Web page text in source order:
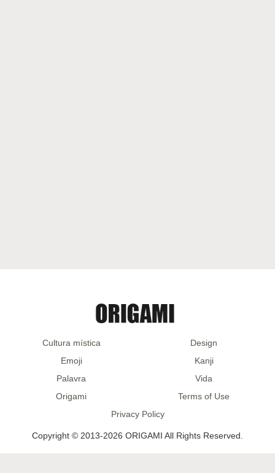
Cultura mística
Design
Emoji
Kanji
Palavra
Vida
Origami
Terms of Use
Privacy Policy
Copyright © 2013-2026 ORIGAMI All Rights Reserved.